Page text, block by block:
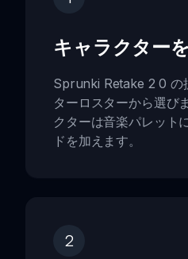
キャラクター
Sprunki Retake 2 0 の
ターロスターから選び
クターは音楽パレット
ドを加えます。
2